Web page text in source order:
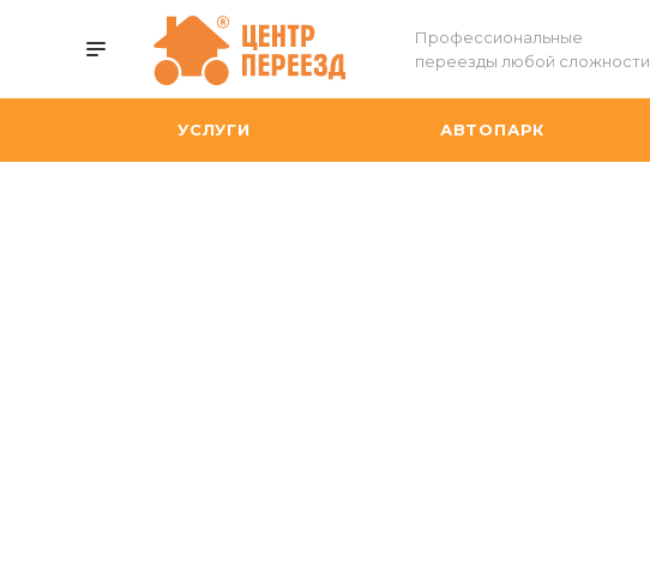
Профессиональные
переезды любой сложности
УСЛУГИ АВТОПАРК